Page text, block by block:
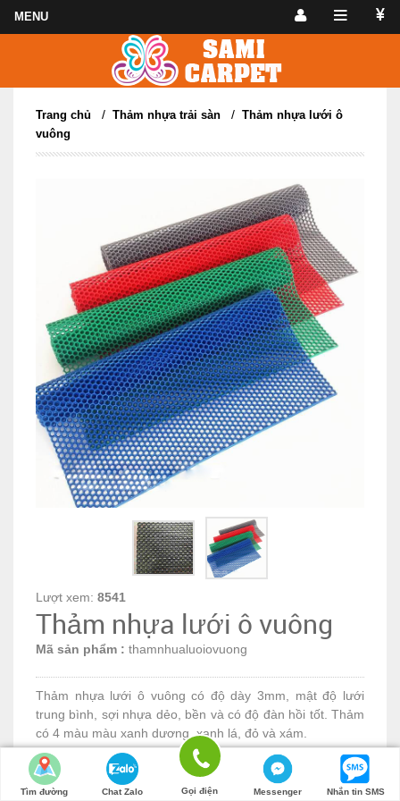
Trang chủ / Thảm nhựa trải sàn / Thảm nhựa lưới ô
vuông
Lượt xem: 8541
Thảm nhựa lưới ô vuông
Mã sản phẩm : thamnhualuoiovuong
Thảm nhựa lưới ô vuông có độ dày 3mm, mật độ lưới
trung bình, sợi nhựa dẻo, bền và có độ đàn hồi tốt. Thảm
có 4 màu màu xanh dương, xanh lá, đỏ và xám.
155.000đ Số lượng:
Tìm đường Chat Zalo Gọi điện Messenger Nhắn tin SMS